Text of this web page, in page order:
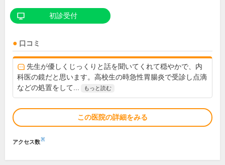
初診受付
口コミ
先生が優しくじっくりと話を聞いてくれて穏やかで、内
科医の鏡だと思います。高校生の時急性胃腸炎で受診し点滴
などの処置をして...
もっと読む
この医院の詳細をみる
アクセス数※